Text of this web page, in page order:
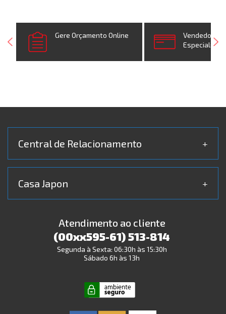
Gere Orçamento Online
Vendedores
Central de Relacionamento +
Casa Japon +
Atendimento ao cliente
(00xx595-61) 513-814
Segunda à Sexta: 06:30h às 15:30h
Sábado 6h às 13h